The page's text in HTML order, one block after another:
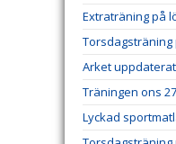
Extraträning på
Torsdagsträning
Arket
Träningen ons
Lyckad